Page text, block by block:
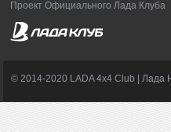
Проект Официального Лада Клуба
© 2014-2020 LADA 4x4 Club | Лада